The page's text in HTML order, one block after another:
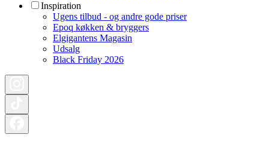
Inspiration
Ugens tilbud - og andre gode priser
Epoq køkken & bryggers
Elgigantens Magasin
Udsalg
Black Friday 2026